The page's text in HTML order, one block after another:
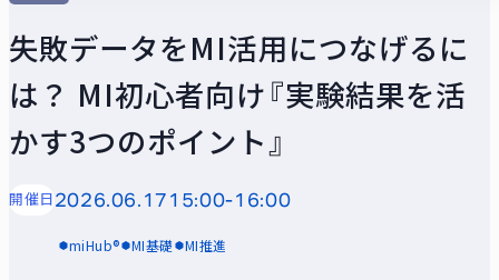
失敗データをMI活用につなげるに
は？ MI初心者向け『実験結果を活
かす3つのポイント』
開催日2026.06.1715:00-16:00
miHub® MI基礎 MI推進
ユースケース
セミナー動画